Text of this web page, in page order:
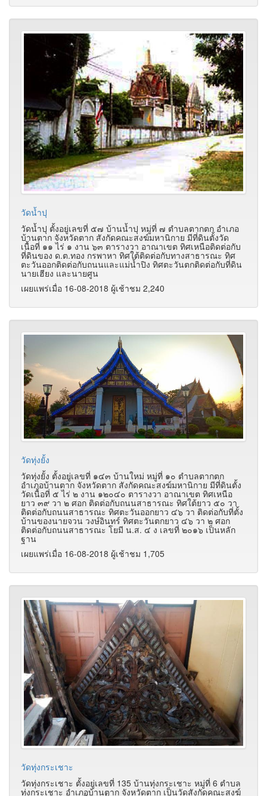
วัดน้ำปุ
วัดน้ำปุ ตั้งอยู่เลขที่ ๕๗ บ้านน้ำปุ หมู่ที่ ๗ ตำบลตากตก อำเภอ
บ้านตาก จังหวัดตาก สังกัดคณะสงฆ์มหานิกาย มีที่ดินตั้งวัด
เนื้อที่ ๑๑ ไร่ ๑ งาน ๖๓ ตารางวา อาณาเขต ทิศเหนือติดต่อกับ
ที่ดินของ ด.ต.ทอง กรพาหา ทิศใต้ติดต่อกับทางสาธารณะ ทิศ
ตะวันออกติดต่อกับถนนและแม่น้ำปิง ทิศตะวันตกติดต่อกับที่ดิน
นายเฮียง และนายศูน
เผยแพร่เมื่อ 16-08-2018 ผู้เช้าชม 2,240
วัดทุ่งยั้ง
วัดทุ่งยั้ง ตั้งอยู่เลขที่ ๑๔๓ บ้านใหม่ หมู่ที่ ๑๐ ตำบลตากตก
อำเภอบ้านตาก จังหวัดตาก สังกัดคณะสงฆ์มหานิกาย มีที่ดินตั้ง
วัดเนื้อที่ ๕ ไร่ ๒ งาน ๑๒๐๔๐ ตารางวา อาณาเขต ทิศเหนือ
ยาว ๓๙ วา ๒ ศอก ติดต่อกับถนนสาธารณะ ทิศใต้ยาว ๕๐ วา
ติดต่อกับถนนสาธารณะ ทิศตะวันออกยาว ๔๖ วา ติดต่อกับที่ตั้ง
บ้านของนายจวน วงษ์อินทร์ ทิศตะวันตกยาว ๔๖ วา ๒ ศอก
ติดต่อกับถนนสาธารณะ โยมี น.ส. ๔ ง เลขที่ ๒๐๑๖ เป็นหลัก
ฐาน
เผยแพร่เมื่อ 16-08-2018 ผู้เช้าชม 1,705
วัดทุ่งกระเชาะ
วัดทุ่งกระเชาะ ตั้งอยู่เลขที่ 135 บ้านทุ่งกระเชาะ หมู่ที่ 6 ตำบล
ทุ่งกระเชาะ อำเภอบ้านตาก จังหวัดตาก เป็นวัดสังกัดคณะสงฆ์